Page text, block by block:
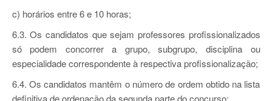
c) horários entre 6 e 10 horas;
6.3. Os candidatos que sejam professores profissionalizados
só podem concorrer a grupo, subgrupo, disciplina ou
especialidade correspondente à respectiva profissionalização;
6.4. Os candidatos mantêm o número de ordem obtido na lista
definitiva de ordenação da segunda parte do concurso;